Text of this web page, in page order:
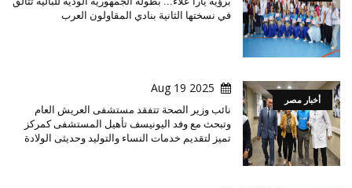
في نسختها الثانية بنادي المقاولون العرب
أخبار مصر
2025 Aug 19
نائب وزير الصحة تتفقد مستشفى العريش العام
وتبحث مع وفد اليونيسف تأهيل المستشفى كمركز
تميز لتقديم خدمات النساء والتوليد وحديثى الولادة